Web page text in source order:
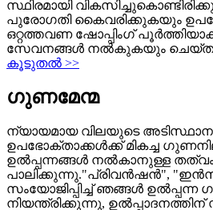
സ്ഥിരമായി
പുരോഗതി കൈവരിക്കുകയും
ഒറ്റത്തവണ ഷോപ്പിംഗ്
സേവനങ്ങൾ നൽകുകയും
കൂടുതൽ >>
ഗുണമേന്മ
ന്യായമായ വിലയുടെ
ഉപഭോക്താക്കൾക്ക് മികച്ച
ഉൽപ്പന്നങ്ങൾ നൽകാനുള്ള
പാലിക്കുന്നു."പ്രിവൻഷൻ",
സംയോജിപ്പിച്ച് ഞങ്ങൾ ഉൽപ്പന്ന
നിയന്ത്രിക്കുന്നു,